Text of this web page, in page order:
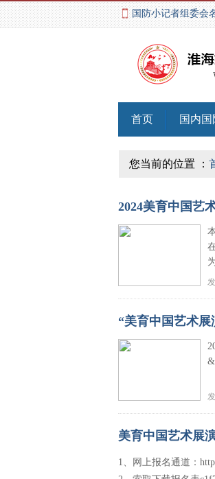
国防小记者组委会
首页 国内国
您当前的位置 ：
2024美育中国艺
“美育中国艺术
美育中国艺术展
1、网上报名通道：